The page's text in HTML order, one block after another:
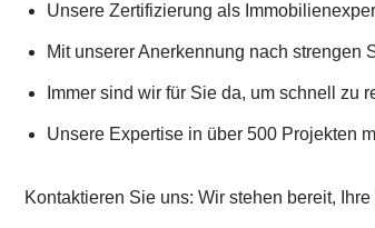
Unsere Zertifizierung als
Mit unserer Anerkennung nach strengen
Immer sind wir für Sie da, um schnell zu
Unsere Expertise in über 500 Projekten
Kontaktieren Sie uns: Wir stehen bereit,